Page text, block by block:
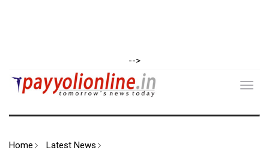
-->
Home Latest News